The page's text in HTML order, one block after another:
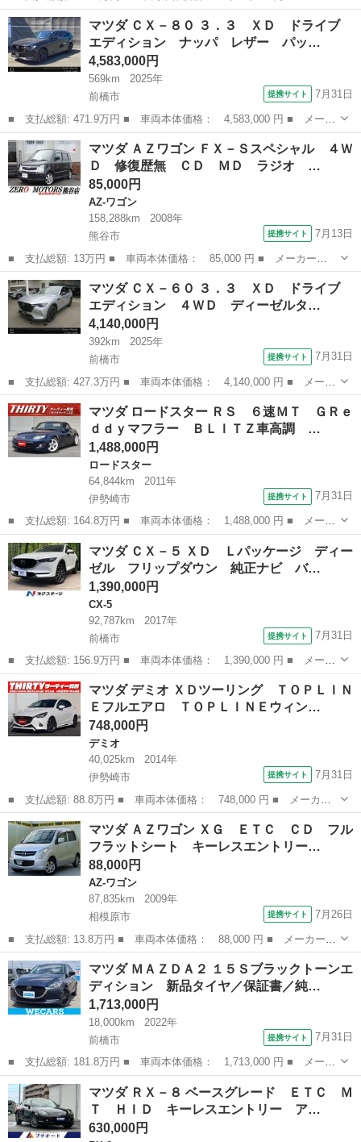
ー名： マツダ ■ 車種名： ＣＸ－８０ ■ グレード名： ３．
３ ＸＤ ドライブ エディション ナッパ レザー パッケ ナ
ビ・地デジ・...
群馬 前橋市 マツダ
マツダ ＣＸ－８０ ３．３ ＸＤ ドライブ
エディション ナッパ レザー パッ…
4,583,000円
569km
2025年
前橋市
提携サイト 7月31日
■ 支払総額: 471.9万円 ■ 車両本体価格： 4,583,000 円 ■ メーカ
ー名： マツダ ■ 車種名： ＣＸ－８０ ■ グレード名： ３．
３ ＸＤ ドライブ エディション ナッパ レザー パッケ ディ
ーゼルター...
群馬 前橋市 マツダ
マツダ ＡＺワゴン ＦＸ－Ｓスペシャル ４Ｗ
Ｄ 修復歴無 ＣＤ ＭＤ ラジオ …
85,000円
AZ-ワゴン
158,288km
2008年
熊谷市
提携サイト 7月13日
■ 支払総額: 13万円 ■ 車両本体価格： 85,000 円 ■ メーカー
名： マツダ ■ 車種名： ＡＺワゴン ■ グレード名： ＦＸ－Ｓ
スペシャル ４ＷＤ 修復歴無 ＣＤ ＭＤ ラジオ ＥＴＣ スマ
ートキー シートヒ...
埼玉 熊谷市 AZ-ワゴン
マツダ ＣＸ－６０ ３．３ ＸＤ ドライブ
エディション ４ＷＤ ディーゼルタ…
4,140,000円
392km
2025年
前橋市
提携サイト 7月31日
■ 支払総額: 427.3万円 ■ 車両本体価格： 4,140,000 円 ■ メーカ
ー名： マツダ ■ 車種名： ＣＸ－６０ ■ グレード名： ３．
３ ＸＤ ドライブ エディション ４ＷＤ ディーゼルターボ デ
モＵＰ レ...
群馬 前橋市 マツダ
マツダ ロードスター ＲＳ ６速ＭＴ ＧＲｅ
ｄｄｙマフラー ＢＬＩＴＺ車高調 …
1,488,000円
ロードスター
64,844km
2011年
伊勢崎市
提携サイト 7月31日
■ 支払総額: 164.8万円 ■ 車両本体価格： 1,488,000 円 ■ メーカ
ー名： マツダ ■ 車種名： ロードスター ■ グレード名： Ｒ
Ｓ ６速ＭＴ ＧＲｅｄｄｙマフラー ＢＬＩＴＺ車高調 Ｃａｒｒ
ｏｚｅｒｉ...
群馬 伊勢崎市 ロードスター
マツダ ＣＸ－５ ＸＤ Ｌパッケージ ディー
ゼル フリップダウン 純正ナビ バ…
1,390,000円
CX-5
92,787km
2017年
前橋市
提携サイト 7月31日
■ 支払総額: 156.9万円 ■ 車両本体価格： 1,390,000 円 ■ メーカ
ー名： マツダ ■ 車種名： ＣＸ－５ ■ グレード名： ＸＤ Ｌ
パッケージ ディーゼル フリップダウン 純正ナビ バックカメ
ラ スマー...
群馬 前橋市 CX-5
マツダ デミオ ＸＤツーリング ＴＯＰＬＩＮ
Ｅフルエアロ ＴＯＰＬＩＮＥウィン…
748,000円
デミオ
40,025km
2014年
伊勢崎市
提携サイト 7月31日
■ 支払総額: 88.8万円 ■ 車両本体価格： 748,000 円 ■ メーカー
名： マツダ ■ 車種名： デミオ ■ グレード名： ＸＤツーリン
グ ＴＯＰＬＩＮＥフルエアロ ＴＯＰＬＩＮＥウィング フジツボ
マフラー フ...
群馬 伊勢崎市 デミオ
マツダ ＡＺワゴン ＸＧ ＥＴＣ ＣＤ フル
フラットシート キーレスエントリー…
88,000円
AZ-ワゴン
87,835km
2009年
相模原市
提携サイト 7月26日
■ 支払総額: 13.8万円 ■ 車両本体価格： 88,000 円 ■ メーカー
名： マツダ ■ 車種名： ＡＺワゴン ■ グレード名： ＸＧ Ｅ
ＴＣ ＣＤ フルフラットシート キーレスエントリー 運転席エア
バック 助手席...
神奈川 相模原市 AZ-ワゴン
マツダ ＭＡＺＤＡ２ １５Ｓブラックトーンエ
ディション 新品タイヤ／保証書／純…
1,713,000円
18,000km
2022年
前橋市
提携サイト 7月31日
■ 支払総額: 181.8万円 ■ 車両本体価格： 1,713,000 円 ■ メーカ
ー名： マツダ ■ 車種名： ＭＡＺＤＡ２ ■ グレード名： １５
Ｓブラックトーンエディション 新品タイヤ／保証書／純正 ＳＤナ
ビ／衝突...
群馬 前橋市 マツダ
マツダ ＲＸ－８ ベースグレード ＥＴＣ Ｍ
Ｔ ＨＩＤ キーレスエントリー ア…
630,000円